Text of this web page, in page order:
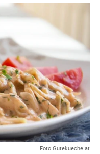
Foto Gutekueche.at